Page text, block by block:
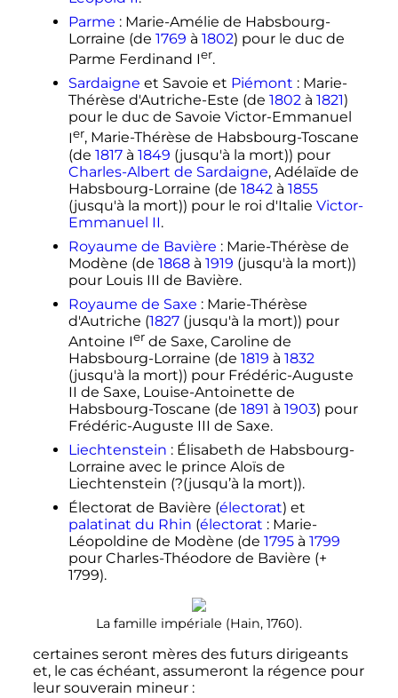
Parme : Marie-Amélie de Habsbourg-
Lorraine (de 1769 à 1802) pour le duc de
Parme Ferdinand Ier.
Sardaigne et Savoie et Piémont : Marie-
Thérèse d'Autriche-Este (de 1802à 1821)
pour le duc de Savoie Victor-Emmanuel
Ier, Marie-Thérèse de Habsbourg-Toscane
(de 1817à 1849 (jusqu'à la mort)) pour
Charles-Albert de Sardaigne, Adélaïde de
Habsbourg-Lorraine (de 1842 à 1855
(jusqu'à la mort)) pour le roi d'Italie Victor-
Emmanuel II.
Royaume de Bavière : Marie-Thérèse de
Modène (de 1868à 1919 (jusqu'à la mort))
pour Louis III de Bavière.
Royaume de Saxe : Marie-Thérèse
d'Autriche (1827(jusqu'à la mort)) pour
Antoine Ierde Saxe, Caroline de
Habsbourg-Lorraine (de 1819 à 1832
(jusqu'à la mort)) pour Frédéric-Auguste
II de Saxe, Louise-Antoinette de
Habsbourg-Toscane (de 1891 à 1903) pour
Frédéric-Auguste III de Saxe.
Liechtenstein : Élisabeth de Habsbourg-
Lorraine avec le prince Aloïs de
Liechtenstein (?(jusqu’à la mort)).
Électorat de Bavière (électorat) et
palatinat du Rhin (électorat : Marie-
Léopoldine de Modène (de 1795à 1799
pour Charles-Théodore de Bavière (+
1799).
La famille impériale (Hain, 1760).
certaines seront mères des futurs dirigeants
et, le cas échéant, assumeront la régence pour
leur souverain mineur :